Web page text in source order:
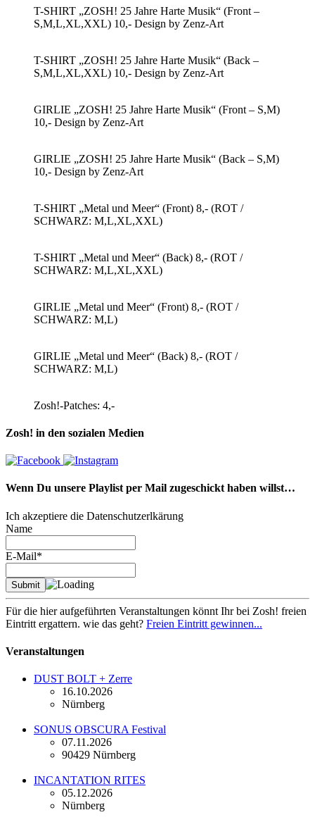
T-SHIRT „ZOSH! 25 Jahre Harte Musik“ (Front –
S,M,L,XL,XXL) 10,- Design by Zenz-Art
T-SHIRT „ZOSH! 25 Jahre Harte Musik“ (Back –
S,M,L,XL,XXL) 10,- Design by Zenz-Art
GIRLIE „ZOSH! 25 Jahre Harte Musik“ (Front – S,M)
10,- Design by Zenz-Art
GIRLIE „ZOSH! 25 Jahre Harte Musik“ (Back – S,M)
10,- Design by Zenz-Art
T-SHIRT „Metal und Meer“ (Front) 8,- (ROT /
SCHWARZ: M,L,XL,XXL)
T-SHIRT „Metal und Meer“ (Back) 8,- (ROT /
SCHWARZ: M,L,XL,XXL)
GIRLIE „Metal und Meer“ (Front) 8,- (ROT /
SCHWARZ: M,L)
GIRLIE „Metal und Meer“ (Back) 8,- (ROT /
SCHWARZ: M,L)
Zosh!-Patches: 4,-
Zosh! in den sozialen Medien
Wenn Du unsere Playlist per Mail zugeschickt haben willst…
Ich akzeptiere die Datenschutzerlkärung
Name
E-Mail*
Für die hier aufgeführten Veranstaltungen könnt Ihr bei Zosh! freien
Eintritt ergattern. wie das geht? Freien Eintritt gewinnen...
Veranstaltungen
DUST BOLT + Zerre
16.10.2026
Nürnberg
SONUS OBSCURA Festival
07.11.2026
90429 Nürnberg
INCANTATION RITES
05.12.2026
Nürnberg